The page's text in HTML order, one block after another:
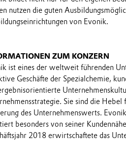
nutzen die guten
von Evonik.
ZUM KONZERN
ist eines der weltweit führenden
Geschäfte der Spezialchemie,
Sie sind die
des Unternehmenswerts.
besonders von seiner
2018 erwirtschaftete das